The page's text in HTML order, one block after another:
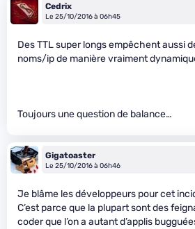
Cedrix
Le 25/10/2016 à 06h45
Des TTL super longs empêchent aussi
noms/ip de manière vraiment
Toujours une question de balance…
Gigatoaster
Le 25/10/2016 à 06h46
Je blâme les développeurs pour cet
C’est parce que la plupart sont des
coder que l’on a autant d’applis